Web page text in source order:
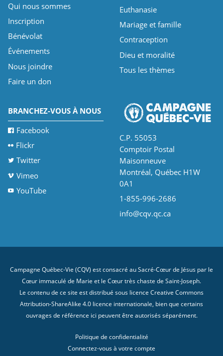
Qui nous sommes
Inscription
Bénévolat
Événements
Nous joindre
Faire un don
Euthanasie
Mariage et famille
Contraception
Dieu et moralité
Tous les thèmes
BRANCHEZ-VOUS À NOUS
Facebook
Flickr
Twitter
Vimeo
YouTube
C.P. 55053
Comptoir Postal
Maisonneuve
Montréal, Québec H1W
0A1
1-855-996-2686
info@cqv.qc.ca
Campagne Québec-Vie (CQV) est consacré au Sacré-Cœur de Jésus par le
Cœur immaculé de Marie et le Cœur très chaste de Saint-Joseph.
Le contenu de ce site est distribué sous licence Creative Commons
Attribution-ShareAlike 4.0 licence internationale , bien que certains
ouvrages de référence ici peuvent être autorisés séparément.
Politique de confidentialité
Connectez-vous à votre compte